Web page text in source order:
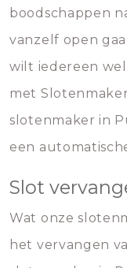
boodschappen
vanzelf open
wilt iedereen
met
slotenmaker in
een
Slot
Wat onze
het vervangen